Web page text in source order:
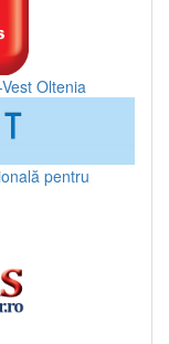
Oltenia
pentru